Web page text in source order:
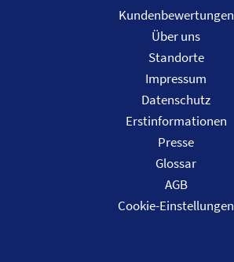
Kundenbewertungen
Über uns
Standorte
Impressum
Datenschutz
Erstinformationen
Presse
Glossar
AGB
Cookie-Einstellungen